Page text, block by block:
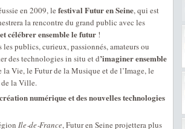
en 2009, le festival Futur en Seine, qui est
la rencontre du grand public avec les
célébrer ensemble le futur !
publics, curieux, passionnés, amateurs ou
des technologies in situ et d’imaginer ensemble
Vie, le Futur de la Musique et de l’Image, le
de la Ville.
numérique et des nouvelles technologies
Ile‐de‐France, Futur en Seine projettera plus